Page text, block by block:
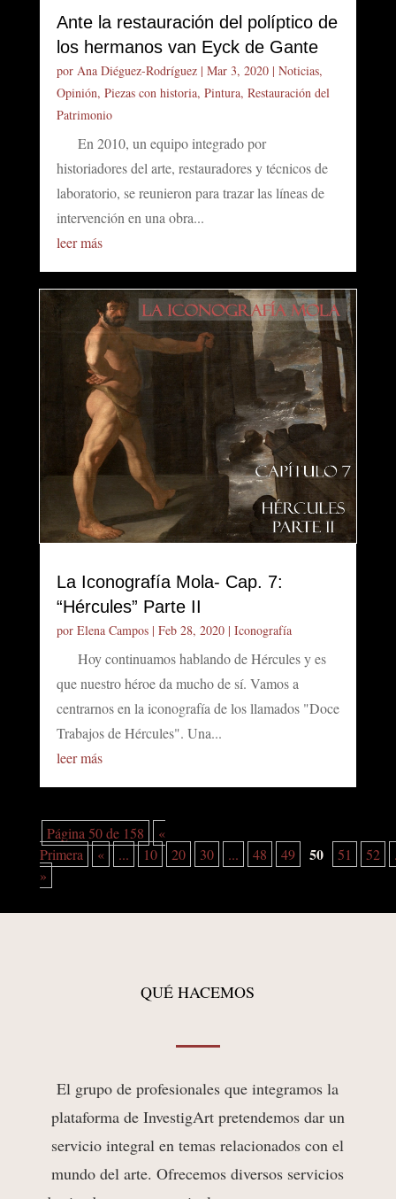
Ante la restauración del políptico de
los hermanos van Eyck de Gante
por Ana Diéguez-Rodríguez| Mar 3, 2020| Noticias,
Opinión, Piezas con historia, Pintura, Restauración del
Patrimonio
En 2010, un equipo integrado por
historiadores del arte, restauradores y técnicos de
laboratorio, se reunieron para trazar las líneas de
intervención en una obra...
leer más
La Iconografía Mola- Cap. 7:
“Hércules” Parte II
por Elena Campos| Feb 28, 2020| Iconografía
Hoy continuamos hablando de Hércules y es
que nuestro héroe da mucho de sí. Vamos a
centrarnos en la iconografía de los llamados "Doce
Trabajos de Hércules". Una...
leer más
Página 50 de 158
«
Primera
« ... 10 20 30 ... 48 49 50 51 52
»
QUÉ HACEMOS
El grupo de profesionales que integramos la
plataforma de InvestigArt pretendemos dar un
servicio integral en temas relacionados con el
mundo del arte. Ofrecemos diversos servicios